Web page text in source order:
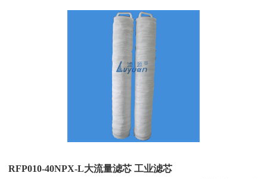
RFP010-40NPX-L大流量滤芯 工业滤芯